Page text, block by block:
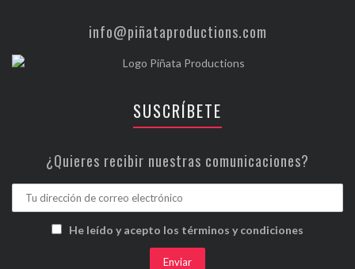
info@piñataproductions.com
SUSCRÍBETE
¿Quieres recibir nuestras comunicaciones?
He leído y acepto los términos y condiciones